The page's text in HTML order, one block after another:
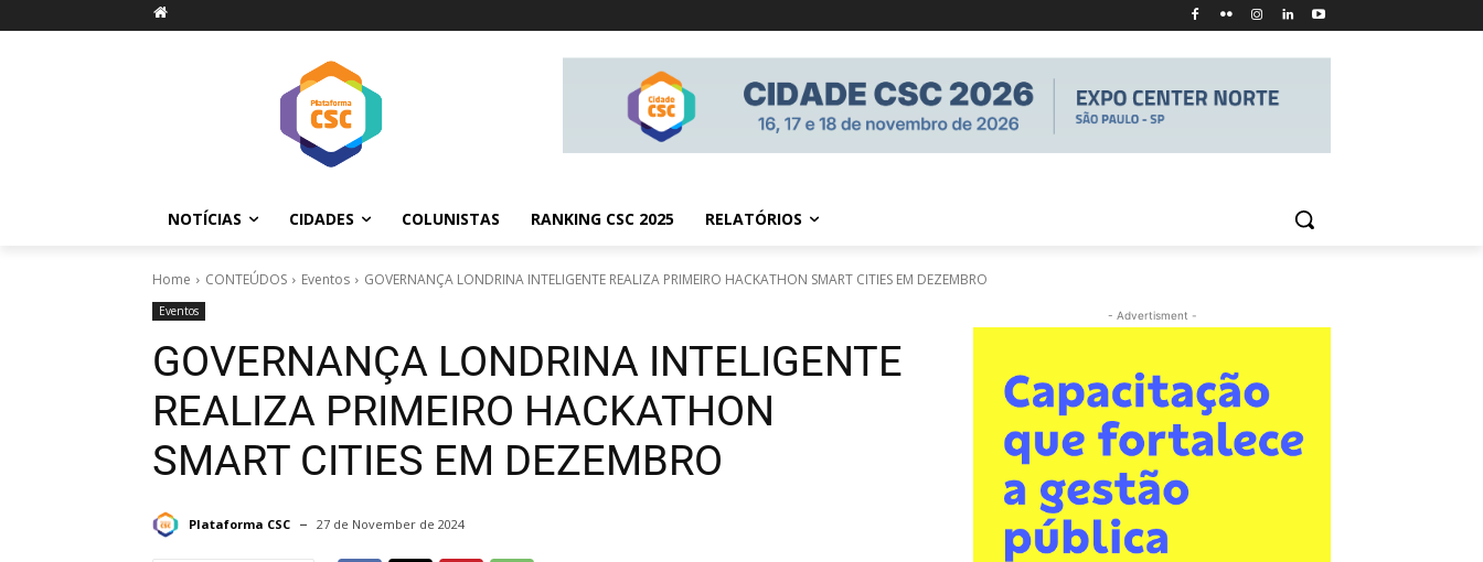
NOTÍCIAS CIDADES COLUNISTAS RANKING CSC 2025 RELATÓRIOS
Home CONTEÚDOS Eventos GOVERNANÇA LONDRINA INTELIGENTE REALIZA PRIMEIRO HACKATHON SMART CITIES EM DEZEMBRO
Eventos
GOVERNANÇA LONDRINA INTELIGENTE
REALIZA PRIMEIRO HACKATHON
SMART CITIES EM DEZEMBRO
Plataforma CSC 27 de November de 2024
- Advertisment -